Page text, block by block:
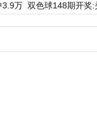
3.9万 双色球148期开奖